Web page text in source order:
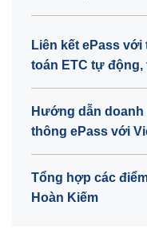
Liên kết ePass
toán ETC tự
Hướng dẫn
thông ePass với
Tổng hợp các
Hoàn Kiếm